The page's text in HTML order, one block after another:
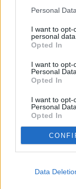
Personal
I want to opt-
personal data.
Opted In
I want to opt-
Personal Data.
Opted In
I want to opt-
Personal
Opted In
Data